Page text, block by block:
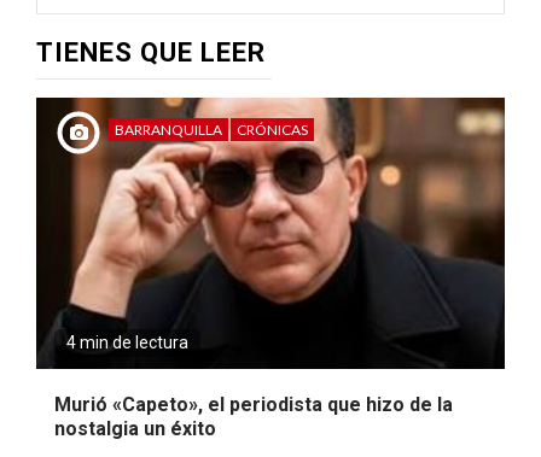
TIENES QUE LEER
BARRANQUILLA CRÓNICAS
4 min de lectura
Murió «Capeto», el periodista que hizo de la
nostalgia un éxito